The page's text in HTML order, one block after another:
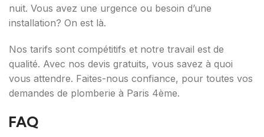
nuit. Vous avez une urgence ou besoin d’une
installation? On est là.
Nos tarifs sont compétitifs et notre travail est de
qualité. Avec nos devis gratuits, vous savez à quoi
vous attendre. Faites-nous confiance, pour toutes vos
demandes de plomberie à Paris 4ème.
FAQ